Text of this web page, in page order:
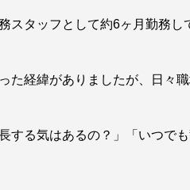
スタッフとして約6ヶ月勤務し
た経緯がありましたが、日々
する気はあるの？」「いつで